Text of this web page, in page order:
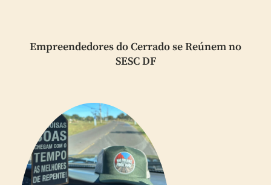
Empreendedores do Cerrado se Reúnem no
SESC DF